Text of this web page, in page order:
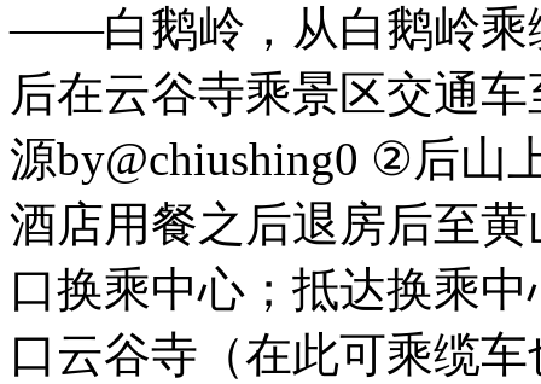
——白鹅岭，从白鹅岭乘
后在云谷寺乘景区交通
源by@chiushing0 ②后山
酒店用餐之后退房后至
口换乘中心；抵达换乘
口云谷寺（在此可乘缆